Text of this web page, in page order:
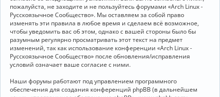
ц
и
я
пожалуйста, не заходите и не пользуйтесь форумами «Arch Linux -
Русскоязычное Сообщество». Мы оставляем за собой право
изменять эти правила в любое время и сделаем всё возможное,
чтобы уведомить вас об этом, однако с вашей стороны было бы
разумным регулярно просматривать этот текст на предмет
изменений, так как использование конференции «Arch Linux -
Русскоязычное Сообщество» после обновления/исправления
условий означает ваше согласие с ними.
Наши форумы работают под управлением программного
обеспечения для создания конференций phpBB (в дальнейшем